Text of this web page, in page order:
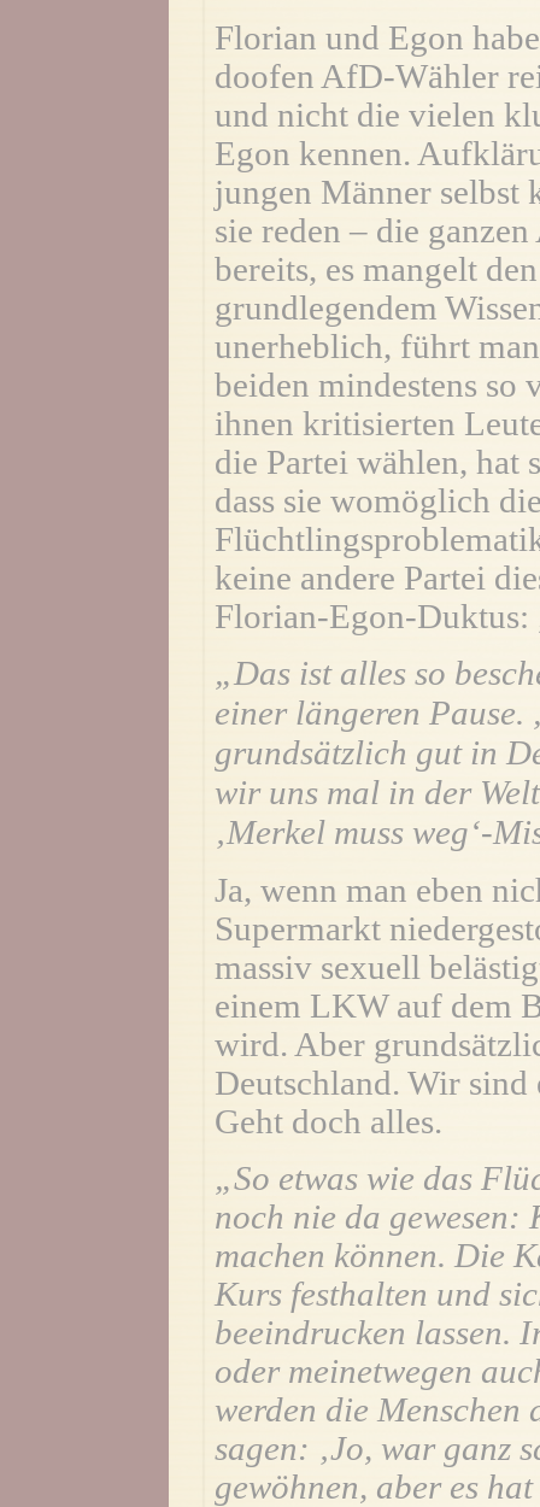
Florian und Egon
doofen AfD-Wähler
und nicht die vielen
Egon kennen.
jungen Männer selbst
sie reden – die
bereits, es mangelt
grundlegendem
unerheblich, führt
beiden mindestens so
ihnen kritisierten
die Partei wählen, hat
dass sie womöglich
keine andere Partei
Florian-Egon-Duktus:
„Das ist alles so
einer längeren Pause.
grundsätzlich gut in
wir uns mal in der
‚Merkel muss weg‘-
Ja, wenn man eben
Supermarkt
massiv sexuell
einem LKW auf dem
wird. Aber
Deutschland. Wir
Geht doch alles.
„So etwas wie das
noch nie da gewesen:
machen können. Die
Kurs festhalten und
beeindrucken lassen.
oder meinetwegen
werden die Menschen
sagen: ‚Jo, war ganz
gewöhnen, aber es